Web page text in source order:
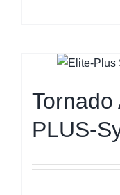
Tornado
PLUS-